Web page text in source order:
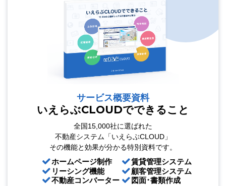
サービス概要資料
いえらぶCLOUDでできること
全国15,000社に選ばれた
不動産システム「いえらぶCLOUD」
その機能と効果が分かる特別資料です。
ホームページ制作
リーシング機能
不動産コンバーター
賃貸管理システム
顧客管理システム
図面･書類作成